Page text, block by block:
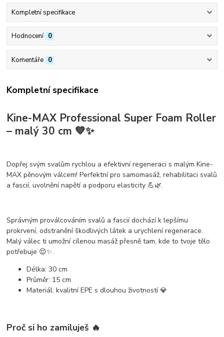
Kompletní specifikace
Hodnocení 0
Komentáře 0
Kompletní specifikace
Kine-MAX Professional Super Foam Roller
– malý 30 cm 💙✨
Dopřej svým svalůmrychlou a efektivní regeneraci smalým Kine-
MAX pěnovým válcem! Perfektní pro samomasáž, rehabilitaci svalů
a fascií, uvolnění napětí a podporu elasticity 💪🌿.
Správnýmproválcováním svalů a fasciídochází k lepšímu
prokrvení, odstranění škodlivých látek a urychlení regenerace.
Malý válec ti umožnícílenou masáž přesně tam, kde to tvoje tělo
potřebuje 😌✨.
Délka: 30 cm
Průměr: 15 cm
Materiál: kvalitní EPE s dlouhou životností 💎
Proč si ho zamiluješ 🔥